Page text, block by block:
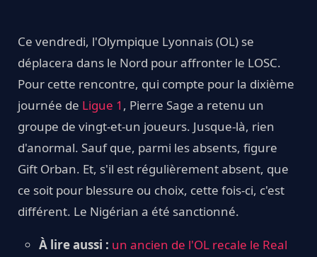
Ce vendredi, l'Olympique Lyonnais (OL) se
déplacera dans le Nord pour affronter le LOSC.
Pour cette rencontre, qui compte pour la dixième
journée de Ligue 1 , Pierre Sage a retenu un
groupe de vingt-et-un joueurs. Jusque-là, rien
d'anormal. Sauf que, parmi les absents, figure
Gift Orban. Et, s'il est régulièrement absent, que
ce soit pour blessure ou choix, cette fois-ci, c'est
différent. Le Nigérian a été sanctionné.
À lire aussi : un ancien de l'OL recale le Real